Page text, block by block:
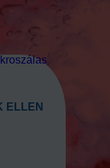
ELLEN